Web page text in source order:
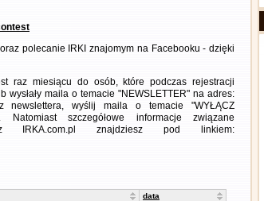
polecanie IRKI znajomym na Facebooku - dzięki
raz miesiącu do osób, które podczas rejestracji
wysłały maila o temacie "NEWSLETTER" na adres:
newslettera, wyślij maila o temacie "WYŁĄCZ
Natomiast szczegółowe informacje związane
IRKA.com.pl znajdziesz pod linkiem:
data